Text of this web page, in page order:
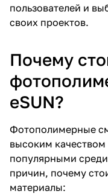
пользователей и
своих проектов.
Почему
eSUN?
Фотополимерные
высоким
популярными среди
причин, почему
материалы: